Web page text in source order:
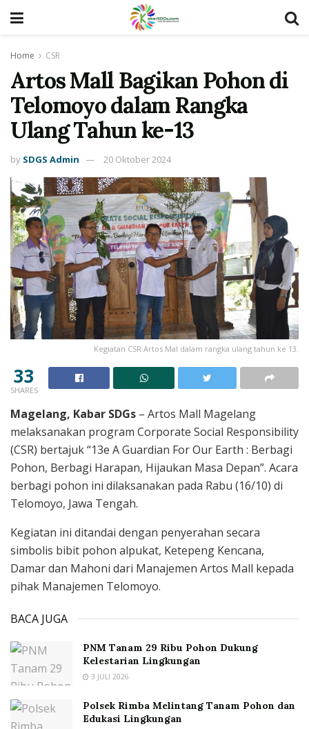
Home CSR
Artos Mall Bagikan Pohon di
Telomoyo dalam Rangka
Ulang Tahun ke-13
by SDGS Admin 20 Oktober 2024
Kegiatan CSR Artos Mal dalam rangka ulang tahun ke 13.
33
SHARES
Magelang, Kabar SDGs – Artos Mall Magelang
melaksanakan program Corporate Social Responsibility
(CSR) bertajuk “13e A Guardian For Our Earth : Berbagi
Pohon, Berbagi Harapan, Hijaukan Masa Depan”. Acara
berbagi pohon ini dilaksanakan pada Rabu (16/10) di
Telomoyo, Jawa Tengah.
Kegiatan ini ditandai dengan penyerahan secara
simbolis bibit pohon alpukat, Ketepeng Kencana,
Damar dan Mahoni dari Manajemen Artos Mall kepada
pihak Manajemen Telomoyo.
BACA JUGA
PNM Tanam 29 Ribu Pohon Dukung
Kelestarian Lingkungan
3 JULI 2026
Polsek Rimba Melintang Tanam Pohon dan
Edukasi Lingkungan